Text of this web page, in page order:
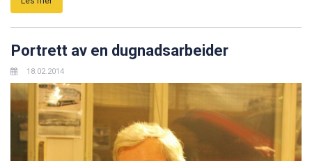
Portrett av en dugnadsarbeider
18.02.2014